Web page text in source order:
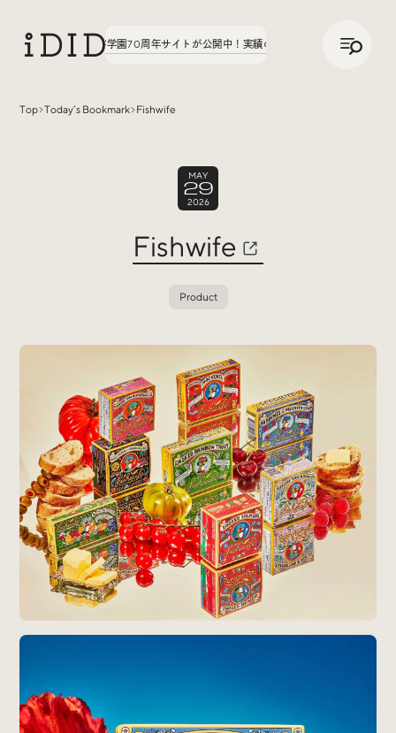
第3弾、八文字学園70周年サイトが公開中！実績の話、聞いてみた。第3弾、八文
JP
今月の気になるサイト
Special
Events イベント
Other
Today’s Bookmark
今日のブクマ
Top Today’s Bookmark Fishwife
MAY
29
2026
Fishwife
Product